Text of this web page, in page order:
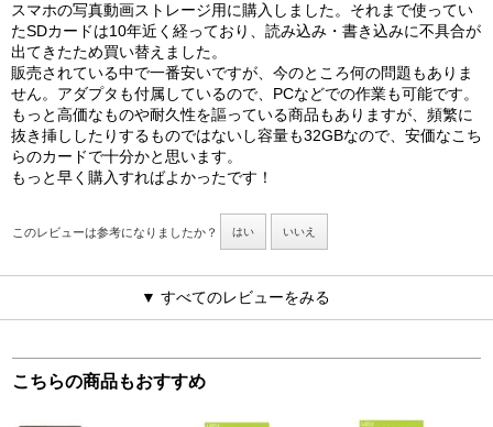
スマホの写真動画ストレージ用に購入しました。それまで使ってい
たSDカードは10年近く経っており、読み込み・書き込みに不具合が
出てきたため買い替えました。
販売されている中で一番安いですが、今のところ何の問題もありま
せん。アダプタも付属しているので、PCなどでの作業も可能です。
もっと高価なものや耐久性を謳っている商品もありますが、頻繁に
抜き挿ししたりするものではないし容量も32GBなので、安価なこち
らのカードで十分かと思います。
もっと早く購入すればよかったです！
このレビューは参考になりましたか？ はい いいえ
▼ すべてのレビューをみる
こちらの商品もおすすめ